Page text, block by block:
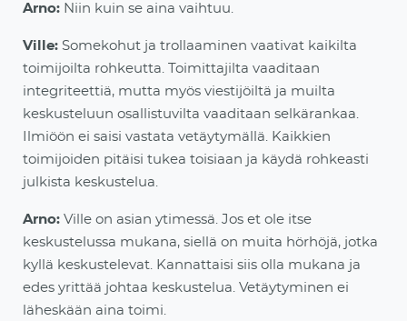
Arno: Niin kuin se aina vaihtuu.
Ville: Somekohut ja trollaaminen vaativat kaikilta
toimijoilta rohkeutta. Toimittajilta vaaditaan
integriteettiä, mutta myös viestijöiltä ja muilta
keskusteluun osallistuvilta vaaditaan selkärankaa.
Ilmiöön ei saisi vastata vetäytymällä. Kaikkien
toimijoiden pitäisi tukea toisiaan ja käydä rohkeasti
julkista keskustelua.
Arno: Ville on asian ytimessä. Jos et ole itse
keskustelussa mukana, siellä on muita hörhöjä, jotka
kyllä keskustelevat. Kannattaisi siis olla mukana ja
edes yrittää johtaa keskustelua. Vetäytyminen ei
läheskään aina toimi.